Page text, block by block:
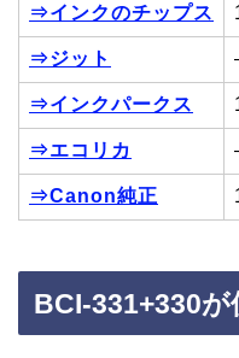
⇒インクのチップス
⇒ジット
⇒インクパークス
⇒エコリカ
⇒Canon純正
BCI-331+330